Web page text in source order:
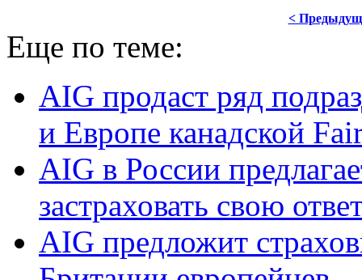
<
Еще по теме:
AIG продаст ряд
и Европе канадской
AIG в России
застраховать свою
AIG предложит